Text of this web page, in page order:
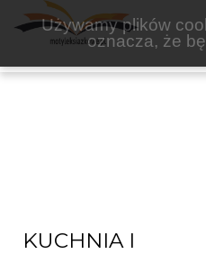
ANTONINA KOLO, MARTA
Używamy plików
oznacza, że
KUCHNIA I